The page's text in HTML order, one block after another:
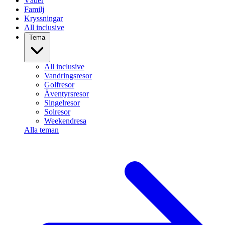
Familj
Kryssningar
All inclusive
Tema
All inclusive
Vandringsresor
Golfresor
Äventyrsresor
Singelresor
Solresor
Weekendresa
Alla teman